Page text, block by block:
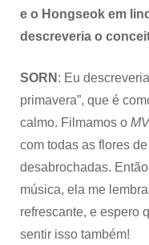
e o Hongseok em
descreveria o
SORN : Eu
primavera”, que é
calmo. Filmamos o MV
com todas as flores
desabrochadas.
música, ela me
refrescante, e espero
sentir isso também!